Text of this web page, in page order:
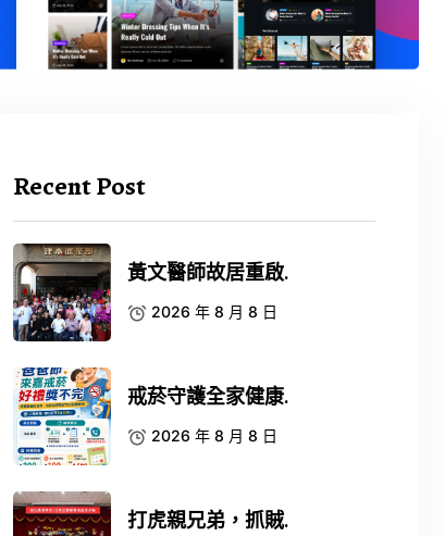
Recent Post
黃文醫師故居重啟.
2026 年 8 月 8 日
戒菸守護全家健康.
2026 年 8 月 8 日
打虎親兄弟，抓賊.